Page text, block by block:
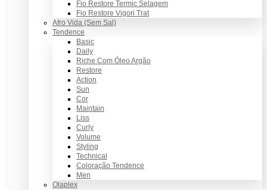
Fio Restore Termic Selagem
Fio Restore Vigori Trat
Afro Vida (Sem Sal)
Tendence
Basic
Daily
Riche Com Óleo Argão
Restore
Action
Sun
Cor
Maintain
Liss
Curly
Volume
Styling
Technical
Coloração Tendence
Men
Olaplex